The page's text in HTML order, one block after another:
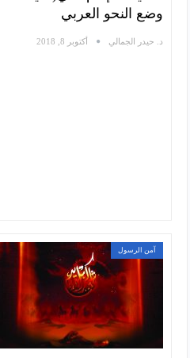
وضع النحو العربي
د. حيدر الجمالي أكتوبر 8, 2018
آمن الرسول